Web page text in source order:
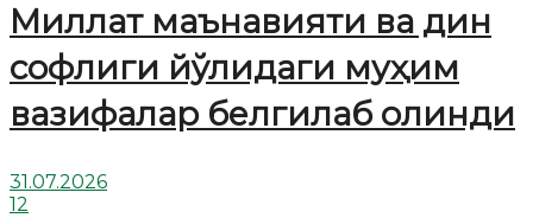
Миллат маънавияти ва дин
софлиги йўлидаги муҳим
вазифалар белгилаб олинди
31.07.2026
12